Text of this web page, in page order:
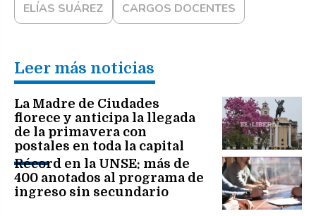
ELÍAS SUÁREZ
CARGOS DOCENTES
Leer más noticias
La Madre de Ciudades
florece y anticipa la llegada
de la primavera con
postales en toda la capital
Récord en la UNSE: más de
400 anotados al programa de
ingreso sin secundario